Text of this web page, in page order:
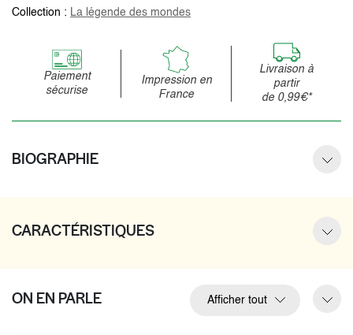
Collection : La légende des mondes
Paiement
sécurise
Impression en
France
Livraison à
partir
de 0,99€*
BIOGRAPHIE
CARACTÉRISTIQUES
Afficher tout
ON EN PARLE